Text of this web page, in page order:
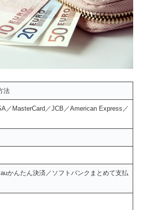
法
／MasterCard／JCB／American Express／
かんたん決済／ソフトバンクまとめて支払